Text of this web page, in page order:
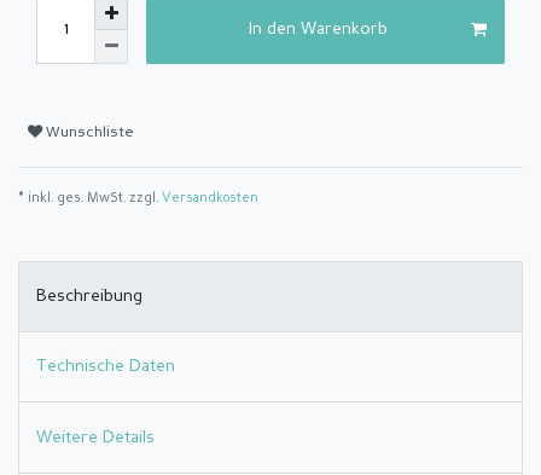
In den Warenkorb
Wunschliste
* inkl. ges. MwSt. zzgl. Versandkosten
Beschreibung
Technische Daten
Weitere Details